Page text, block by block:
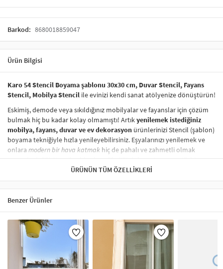
Barkod: 8680018859047
Ürün Bilgisi
Karo 54 Stencil Boyama şablonu 30x30 cm, Duvar Stencil, Fayans
Stencil, Mobilya Stencil ile evinizi kendi sanat atölyenize dönüştürün!
Eskimiş, demode veya sıkıldığınız mobilyalar ve fayanslar için çözüm
bulmak hiç bu kadar kolay olmamıştı! Artıkyenilemek istediğiniz
mobilya, fayans, duvar ve ev dekorasyon ürünlerinizi Stencil (şablon)
boyama tekniğiyle hızla yenileyebilirsiniz. Eşyalarınızı yenilemek ve
onlara modern bir hava katmak hiç de pahalı ve zahmetli olmak
zorunda değil! Stencil şablonları, dilediğiniz her yüzeye pratik bir
desen uygulamanızısağlar ve mobilyalarınızın, duvarlarınızın,
kumaşlarınızın görünümünü anında değiştirebilir.
Çocuğunuzun dolabına, mutfak fayanslarına,
kumaşlara bile bant yardımıyla sabitleyip, istediğiniz renklerle
boyama yapabilirsiniz. Evinizi,kişisel zevkinizle özelleştirebilir, stencil
boyama seti ile yaratıcı projeler gerçekleştirebilirsiniz.El işi ve ev
dekorasyonu
sevenler için stencil, kolayca uygulanabilecek eğlenceli
ve etkili bir aktivitedir.
Stencil Boyamatekniği, her türlü yüzeyde rahatlıkla kullanılabilir.
ÜRÜNÜN TÜM ÖZELLIKLERI
Benzer Ürünler